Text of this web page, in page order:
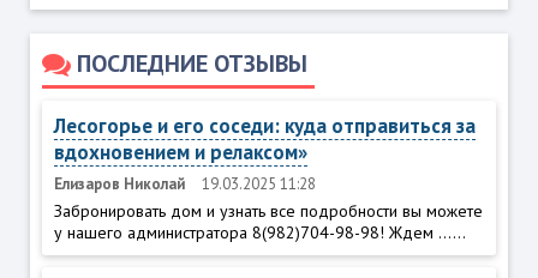
ПОСЛЕДНИЕ ОТЗЫВЫ
Лесогорье и его соседи: куда отправиться за
вдохновением и релаксом»
Елизаров Николай 19.03.2025 11:28
Забронировать дом и узнать все подробности вы можете
у нашего администратора 8(982)704-98-98! Ждем ......